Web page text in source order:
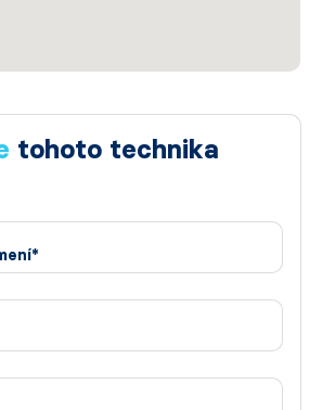
tohoto technika